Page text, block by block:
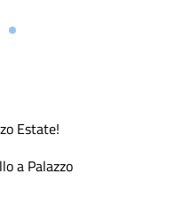
Estate!
a Palazzo